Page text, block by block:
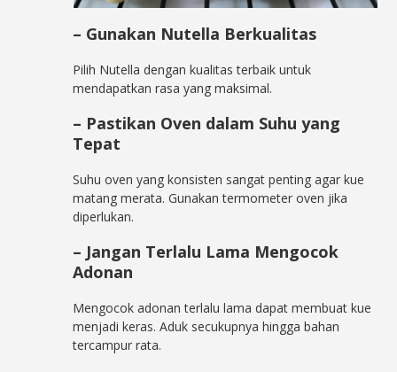
– Gunakan Nutella Berkualitas
Pilih Nutella dengan kualitas terbaik untuk
mendapatkan rasa yang maksimal.
– Pastikan Oven dalam Suhu yang
Tepat
Suhu oven yang konsisten sangat penting agar kue
matang merata. Gunakan termometer oven jika
diperlukan.
– Jangan Terlalu Lama Mengocok
Adonan
Mengocok adonan terlalu lama dapat membuat kue
menjadi keras. Aduk secukupnya hingga bahan
tercampur rata.